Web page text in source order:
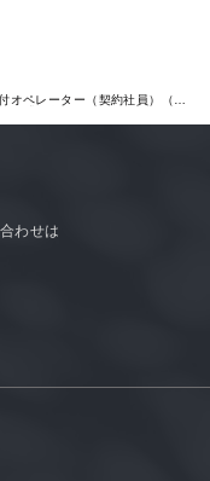
オペレーター（契約社員）（永
わせは